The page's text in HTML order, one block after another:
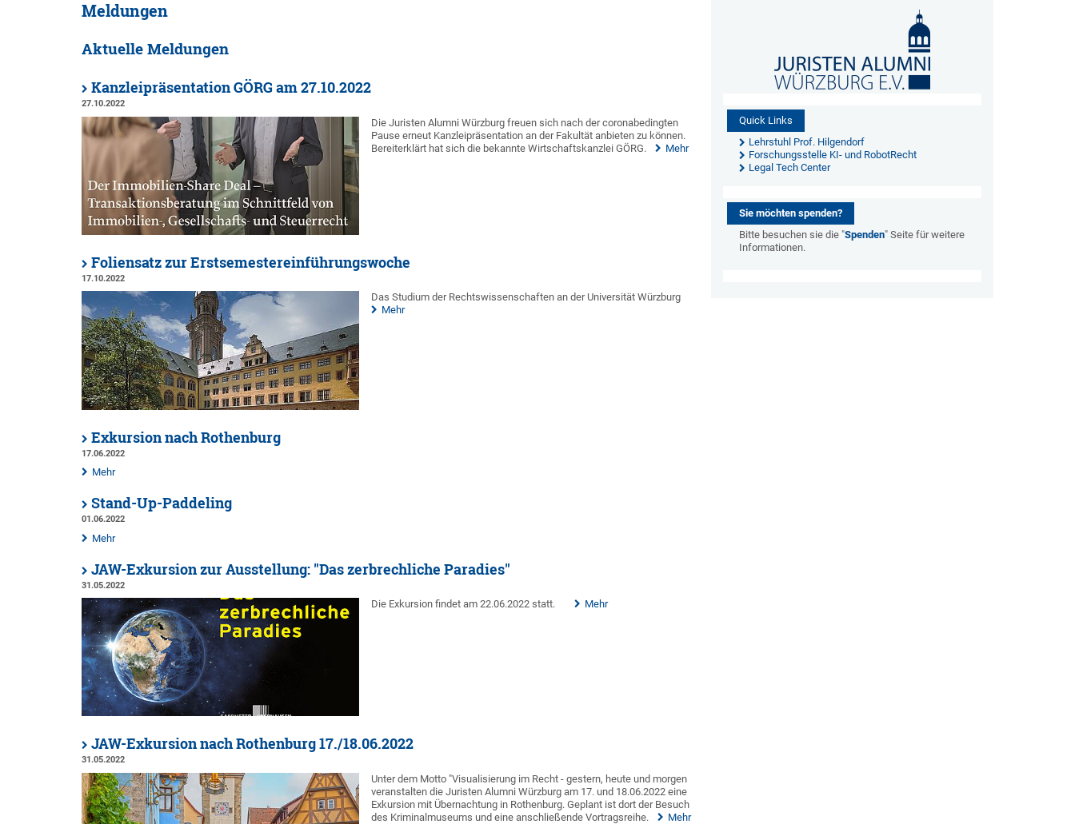
Meldungen
Aktuelle Meldungen
Kanzleipräsentation GÖRG am 27.10.2022
27.10.2022
Die Juristen Alumni Würzburg freuen sich nach der coronabedingten
Pause erneut Kanzleipräsentation an der Fakultät anbieten zu können.
Bereiterklärt hat sich die bekannte Wirtschaftskanzlei GÖRG.
Mehr
Foliensatz zur Erstsemestereinführungswoche
17.10.2022
Das Studium der Rechtswissenschaften an der Universität Würzburg
Mehr
Exkursion nach Rothenburg
17.06.2022
Mehr
Stand-Up-Paddeling
01.06.2022
Mehr
JAW-Exkursion zur Ausstellung: "Das zerbrechliche Paradies"
31.05.2022
Die Exkursion findet am 22.06.2022 statt. Mehr
JAW-Exkursion nach Rothenburg 17./18.06.2022
31.05.2022
Unter dem Motto "Visualisierung im Recht - gestern, heute und morgen
veranstalten die Juristen Alumni Würzburg am 17. und 18.06.2022 eine
Exkursion mit Übernachtung in Rothenburg. Geplant ist dort der Besuch
des Kriminalmuseums und eine anschließende Vortragsreihe.
Mehr
Quick Links
Lehrstuhl Prof. Hilgendorf
Forschungsstelle KI- und RobotRecht
Legal Tech Center
Sie möchten spenden?
Bitte besuchen sie die "Spenden" Seite für weitere
Informationen.